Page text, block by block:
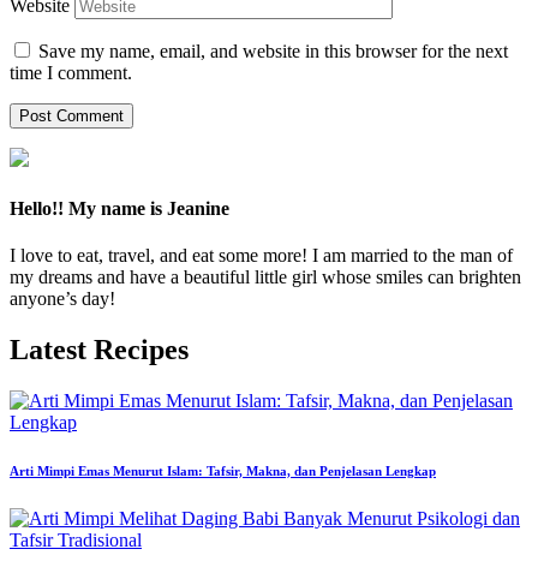
Website
Save my name, email, and website in this browser for the next
time I comment.
Hello!! My name is Jeanine
I love to eat, travel, and eat some more! I am married to the man of
my dreams and have a beautiful little girl whose smiles can brighten
anyone’s day!
Latest Recipes
Arti Mimpi Emas Menurut Islam: Tafsir, Makna, dan Penjelasan Lengkap